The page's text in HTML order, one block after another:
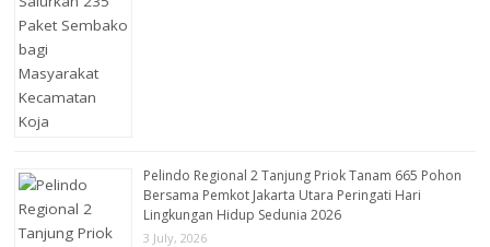
Pelindo Regional 2 Tanjung Priok Tanam 665 Pohon
Bersama Pemkot Jakarta Utara Peringati Hari
Lingkungan Hidup Sedunia 2026
3 July, 2026